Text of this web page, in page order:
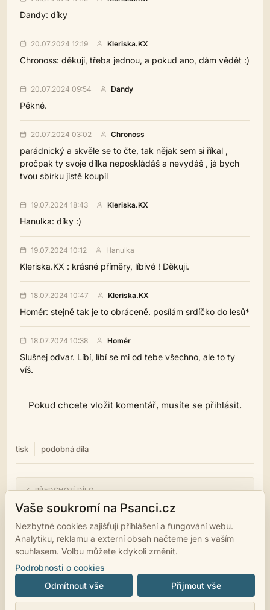
Dandy: díky
20.07.2024 12:19 Kleriska.KX
Chronoss: děkuji, třeba jednou, a pokud ano, dám vědět :)
20.07.2024 09:54 Dandy
Pěkné.
20.07.2024 03:02 Chronoss
parádnický a skvěle se to čte, tak nějak sem si říkal ,
pročpak ty svoje dílka neposkládáš a nevydáš , já bych
tvou sbírku jistě koupil
19.07.2024 18:43 Kleriska.KX
Hanulka: díky :)
19.07.2024 10:12 Hanulka
Kleriska.KX : krásné příměry, líbivé ! Děkuji.
18.07.2024 10:47 Kleriska.KX
Homér: stejně tak je to obráceně. posílám srdíčko do lesů*
18.07.2024 10:38 Homér
Slušnej odvar. Líbí, líbí se mi od tebe všechno, ale to ty
víš.
Pokud chcete vložit komentář, musíte se přihlásit.
tisk podobná díla
← PŘEDCHOZÍ DÍLO
Léto
NÁSLEDUJÍCÍ DÍLO →
Vaše soukromí na Psanci.cz
Nezbytné cookies zajišťují přihlášení a fungování webu.
Analytiku, reklamu a externí obsah načteme jen s vaším
souhlasem. Volbu můžete kdykoli změnit.
Podrobnosti o cookies
Odmítnout vše
Přijmout vše